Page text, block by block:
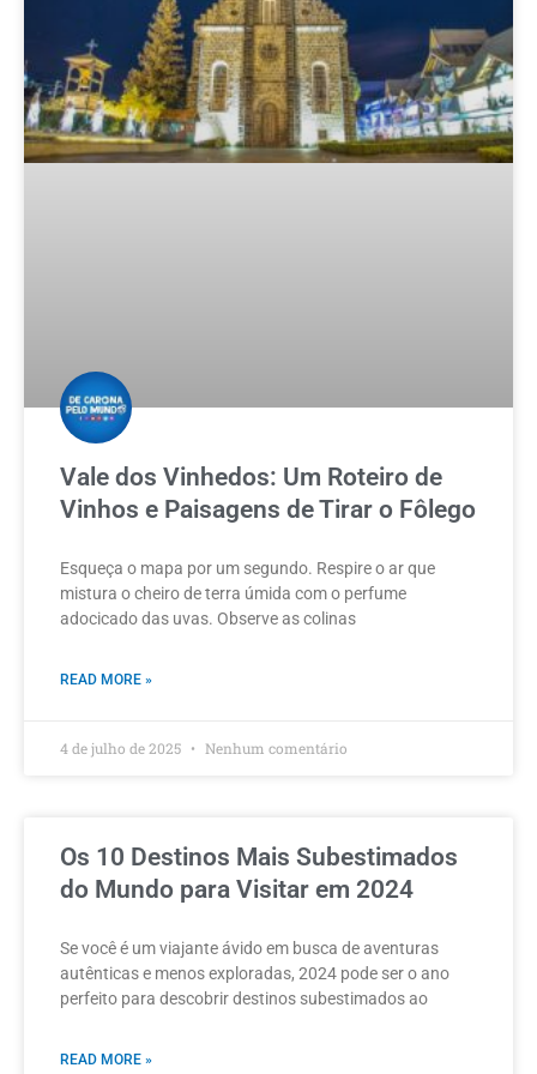
Vale dos Vinhedos: Um Roteiro de
Vinhos e Paisagens de Tirar o Fôlego
Esqueça o mapa por um segundo. Respire o ar que
mistura o cheiro de terra úmida com o perfume
adocicado das uvas. Observe as colinas
READ MORE »
4 de julho de 2025 Nenhum comentário
Os 10 Destinos Mais Subestimados
do Mundo para Visitar em 2024
Se você é um viajante ávido em busca de aventuras
autênticas e menos exploradas, 2024 pode ser o ano
perfeito para descobrir destinos subestimados ao
READ MORE »